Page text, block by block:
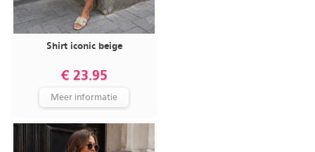
Shirt iconic beige
€ 23.95
Meer informatie